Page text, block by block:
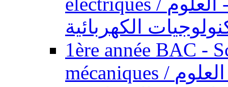
الكهربائية
1ère année BAC -
mécaniques / السنة الأولى باكالوريا - العلوم